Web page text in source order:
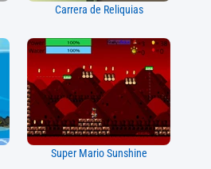
Carrera de Reliquias
Super Mario Sunshine